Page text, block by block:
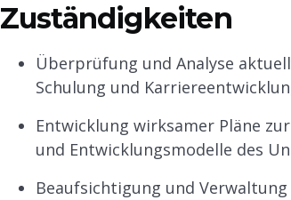
Zuständigkeiten
Überprüfung und Analyse
Schulung und
Entwicklung wirksamer Pläne
und Entwicklungsmodelle des
Beaufsichtigung und